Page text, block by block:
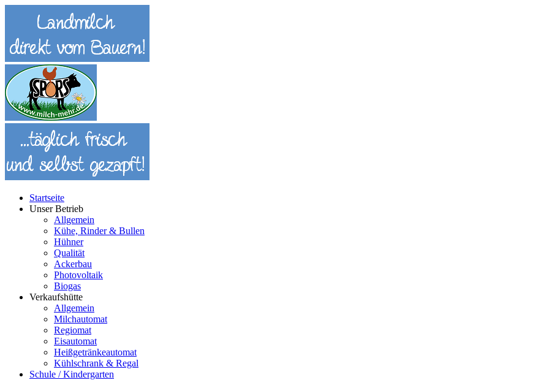
Startseite
Unser Betrieb
Allgemein
Kühe, Rinder & Bullen
Hühner
Qualität
Ackerbau
Photovoltaik
Biogas
Verkaufshütte
Allgemein
Milchautomat
Regiomat
Eisautomat
Heißgetränkeautomat
Kühlschrank & Regal
Schule / Kindergarten